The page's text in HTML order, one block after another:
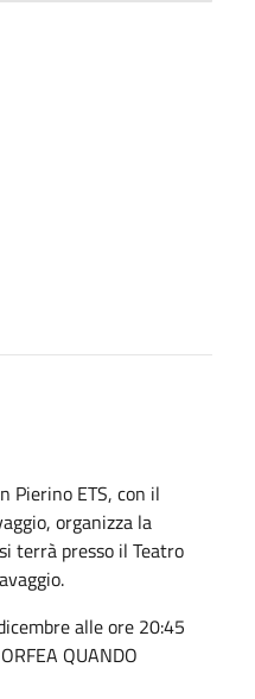
Pierino ETS, con il
organizza la
terrà presso il Teatro
alle ore 20:45
QUANDO